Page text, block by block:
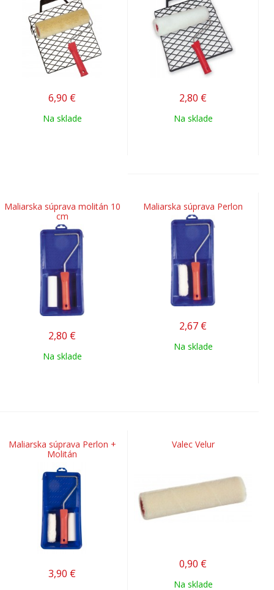
6,90 €
Na sklade
2,80 €
Na sklade
Maliarska súprava molitán 10
cm
2,80 €
Na sklade
Maliarska súprava Perlon
2,67 €
Na sklade
Maliarska súprava Perlon +
Molitán
3,90 €
Valec Velur
0,90 €
Na sklade